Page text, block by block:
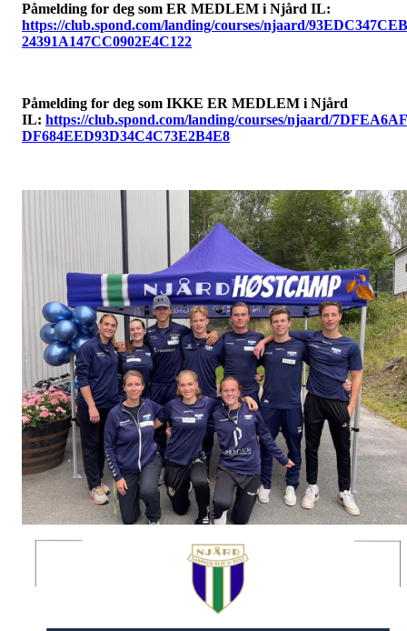
Påmelding for deg som ER MEDLEM i Njård IL:
https://club.spond.com/landing/courses/njaard/93EDC347CEB
24391A147CC0902E4C122
Påmelding for deg som IKKE ER MEDLEM i Njård
IL: https://club.spond.com/landing/courses/njaard/7DFEA6AF
DF684EED93D34C4C73E2B4E8